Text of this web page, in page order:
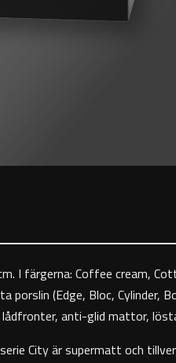
I färgerna: Coffee cream,
(Edge, Bloc,
anti-glid mattor,
City är supermatt och